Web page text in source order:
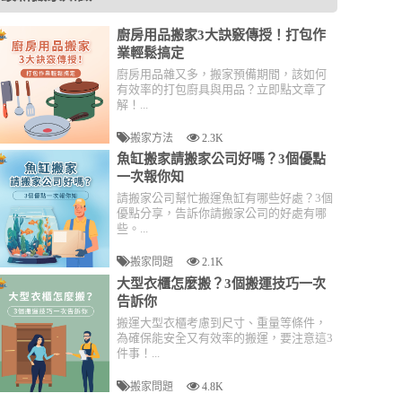
廚房用品搬家3大訣竅傳授！打包作
業輕鬆搞定
廚房用品雜又多，搬家預備期間，該如何
有效率的打包廚具與用品？立即點文章了
解！...
搬家方法 2.3K
魚缸搬家請搬家公司好嗎？3個優點
一次報你知
請搬家公司幫忙搬運魚缸有哪些好處？3個
優點分享，告訴你請搬家公司的好處有哪
些。...
搬家問題 2.1K
大型衣櫃怎麼搬？3個搬運技巧一次
告訴你
搬運大型衣櫃考慮到尺寸、重量等條件，
為確保能安全又有效率的搬運，要注意這3
件事！...
搬家問題 4.8K